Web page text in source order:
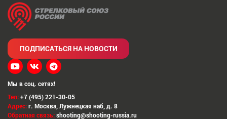
Тел:+7 (495) 221-30-05
Адрес:г. Москва,Лужнецкая наб, д. 8
Обратная связь:shooting@shooting-russia.ru
ПОДПИСАТЬСЯ НА НОВОСТИ
Мы в соц. сетях!